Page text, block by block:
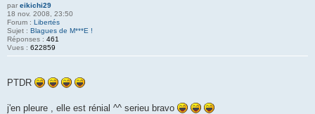
par eikichi29
18 nov. 2008, 23:50
Forum : Libertés
Sujet : Blagues de M***E !
Réponses : 461
Vues : 622859
PTDR
j'en pleure , elle est rénial ^^ serieu bravo